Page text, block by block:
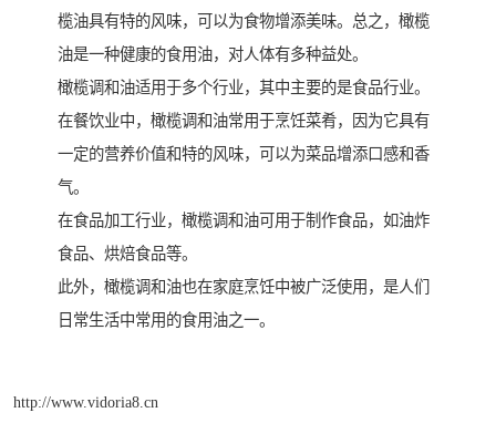
榄油具有特的风味，可以为食物增添美味。总之，橄榄
油是一种健康的食用油，对人体有多种益处。
橄榄调和油适用于多个行业，其中主要的是食品行业。
在餐饮业中，橄榄调和油常用于烹饪菜肴，因为它具有
一定的营养价值和特的风味，可以为菜品增添口感和香
气。
在食品加工行业，橄榄调和油可用于制作食品，如油炸
食品、烘焙食品等。
此外，橄榄调和油也在家庭烹饪中被广泛使用，是人们
日常生活中常用的食用油之一。
http://www.vidoria8.cn